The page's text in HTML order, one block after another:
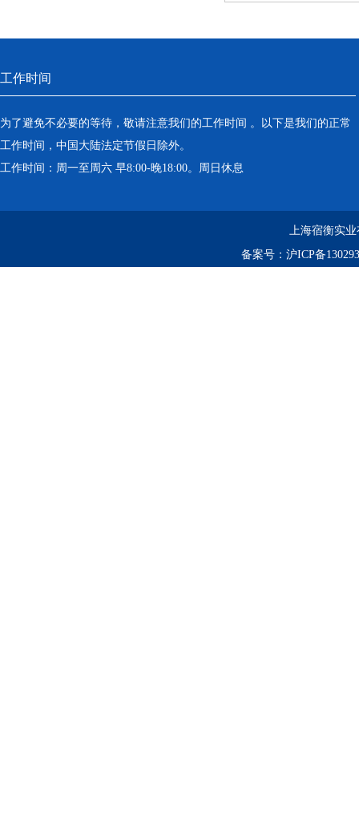
工作时间
为了避免不必要的等待，敬请注意我们的工作时间 。以下是我们的正常
工作时间，中国大陆法定节假日除外。
工作时间：周一至周六 早8:00-晚18:00。周日休息
上海宿衡实
备案号： 沪ICP备